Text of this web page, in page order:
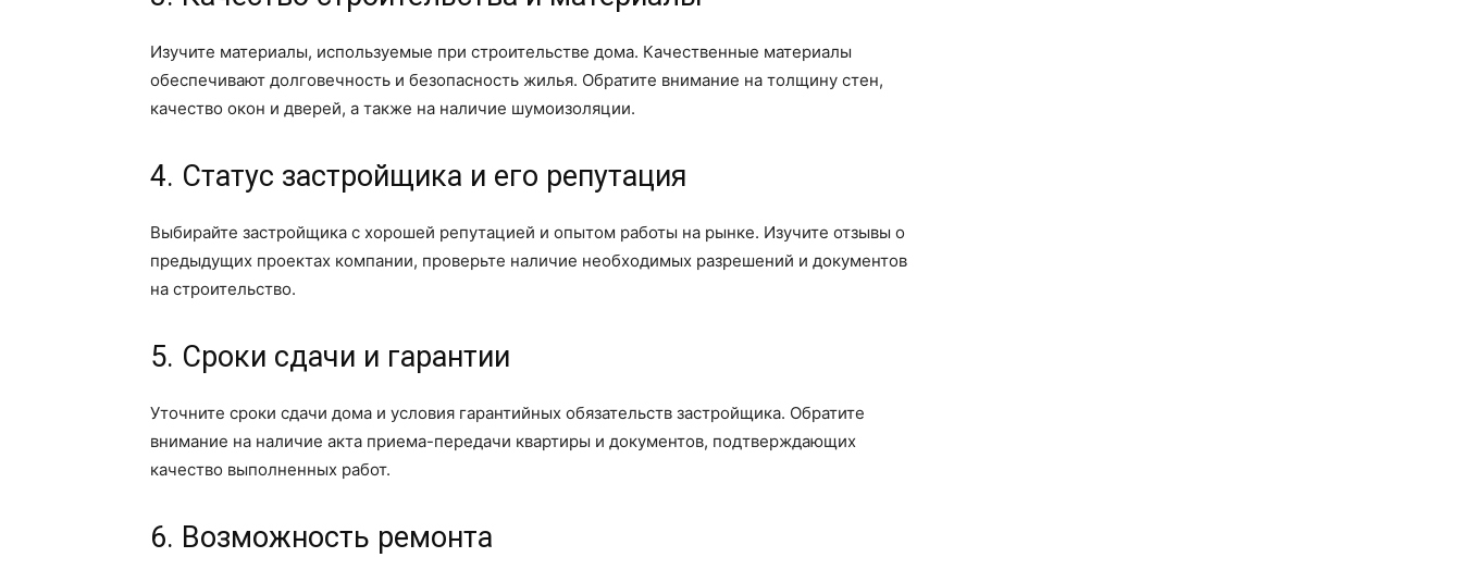
Изучите материалы, используемые при строительстве дома. Качественные материалы
обеспечивают долговечность и безопасность жилья. Обратите внимание на толщину стен,
качество окон и дверей, а также на наличие шумоизоляции.
4. Статус застройщика и его репутация
Выбирайте застройщика с хорошей репутацией и опытом работы на рынке. Изучите отзывы о
предыдущих проектах компании, проверьте наличие необходимых разрешений и документов
на строительство.
5. Сроки сдачи и гарантии
Уточните сроки сдачи дома и условия гарантийных обязательств застройщика. Обратите
внимание на наличие акта приема-передачи квартиры и документов, подтверждающих
качество выполненных работ.
6. Возможность ремонта